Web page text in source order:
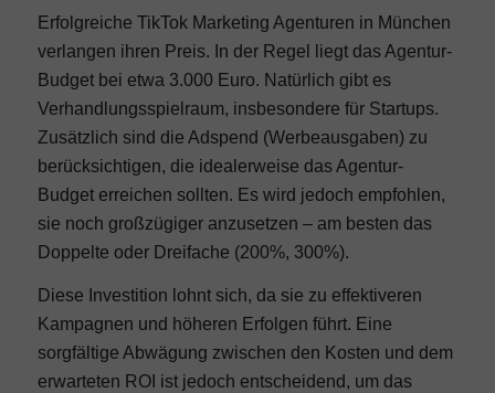
Erfolgreiche TikTok Marketing Agenturen in München
verlangen ihren Preis. In der Regel liegt das Agentur-
Budget bei etwa 3.000 Euro. Natürlich gibt es
Verhandlungsspielraum, insbesondere für Startups.
Zusätzlich sind die Adspend (Werbeausgaben) zu
berücksichtigen, die idealerweise das Agentur-
Budget erreichen sollten. Es wird jedoch empfohlen,
sie noch großzügiger anzusetzen – am besten das
Doppelte oder Dreifache (200%, 300%).
Diese Investition lohnt sich, da sie zu effektiveren
Kampagnen und höheren Erfolgen führt. Eine
sorgfältige Abwägung zwischen den Kosten und dem
erwarteten ROI ist jedoch entscheidend, um das